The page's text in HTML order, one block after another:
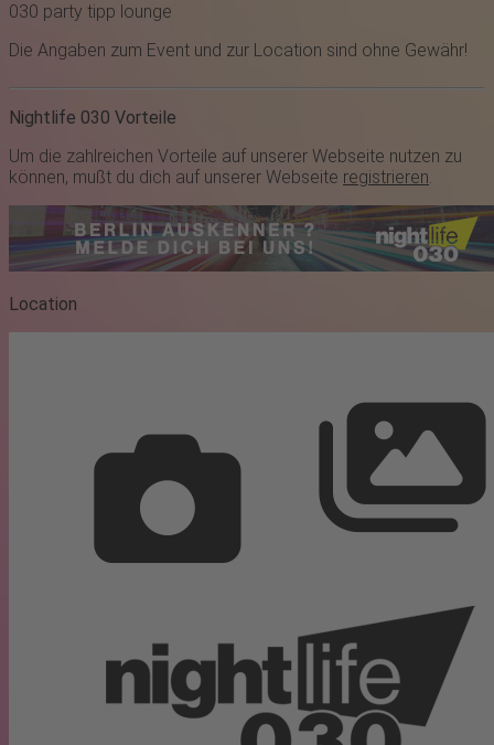
030 party tipp lounge
Die Angaben zum Event und zur Location sind ohne Gewähr!
Nightlife 030 Vorteile
Um die zahlreichen Vorteile auf unserer Webseite nutzen zu
können, mußt du dich auf unserer Webseite registrieren.
Location